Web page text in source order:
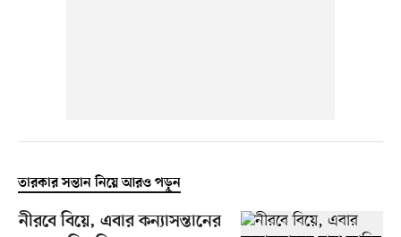
তারকার সন্তান নিয়ে আরও পড়ুন
নীরবে বিয়ে, এবার কন্যাসন্তানের